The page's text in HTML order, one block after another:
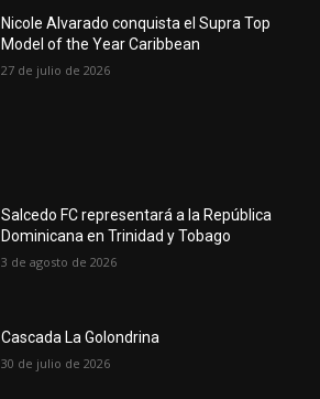
Nicole Alvarado conquista el Supra Top
Model of the Year Caribbean
27 de julio de 2026
Salcedo FC representará a la República
Dominicana en Trinidad y Tobago
3 de agosto de 2026
Cascada La Golondrina
30 de julio de 2026